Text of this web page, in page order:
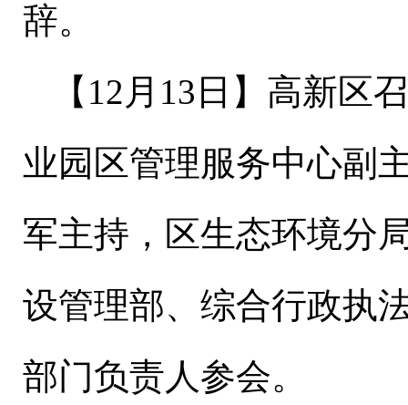
辞。
【 12 月 13 日 】高新区
业园区管理服务中心副
军主持，区生态环境分
设管理部、综合行政执
部门负责人参会。